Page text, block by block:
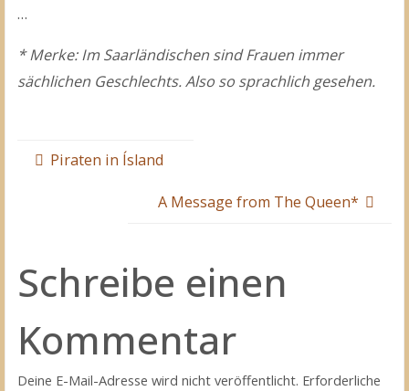
…
* Merke: Im Saarländischen sind Frauen immer
sächlichen Geschlechts. Also so sprachlich gesehen.
Piraten in Ísland
A Message from The Queen*
Schreibe einen
Kommentar
Deine E-Mail-Adresse wird nicht veröffentlicht. Erforderliche